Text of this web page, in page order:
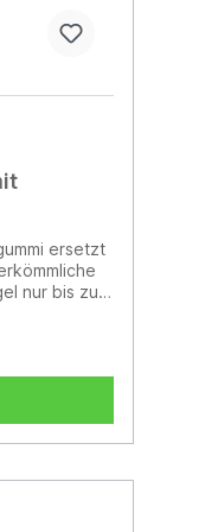
ersetzt
nur bis zu
von bis
nicht
Iher Notizen